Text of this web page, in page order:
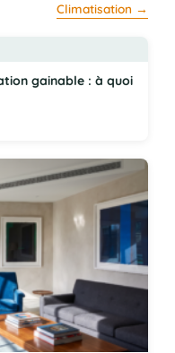
Climatisation →
gainable : à quoi